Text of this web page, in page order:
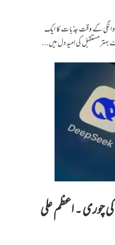
کے وقت جذبات کا ایک
مستقبل کی امید دل میں...
چوری ۔ اعظم علی